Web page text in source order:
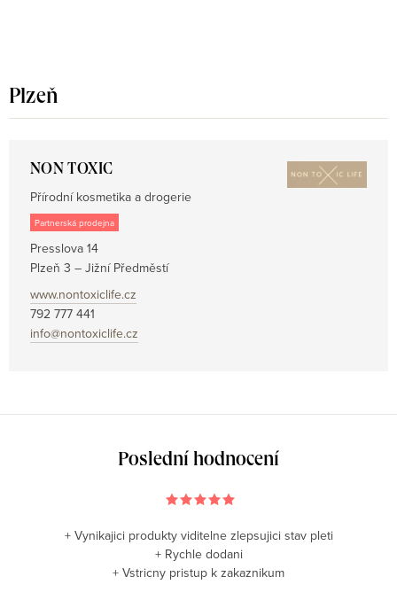
Plzeň
NON TOXIC
Přírodní kosmetika a drogerie
Partnerská prodejna
Presslova 14
Plzeň 3 – Jižní Předměstí
www.nontoxiclife.cz
792 777 441
info@nontoxiclife.cz
Poslední hodnocení
+ Vynikajici produkty viditelne zlepsujici stav pleti
+ Rychle dodani
+ Vstricny pristup k zakaznikum